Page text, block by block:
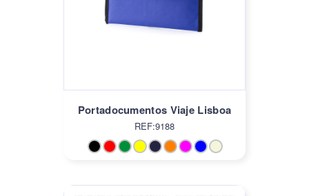
Portadocumentos Viaje Lisboa
REF:9188